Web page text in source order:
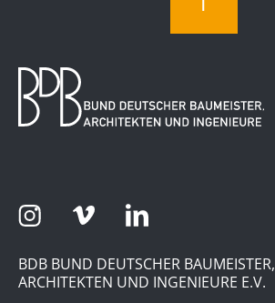
BDB BUND DEUTSCHER BAUMEISTER,
ARCHITEKTEN UND INGENIEURE E.V.